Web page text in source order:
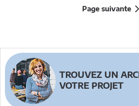
Page suivante
TROUVEZ UN
VOTRE PROJET